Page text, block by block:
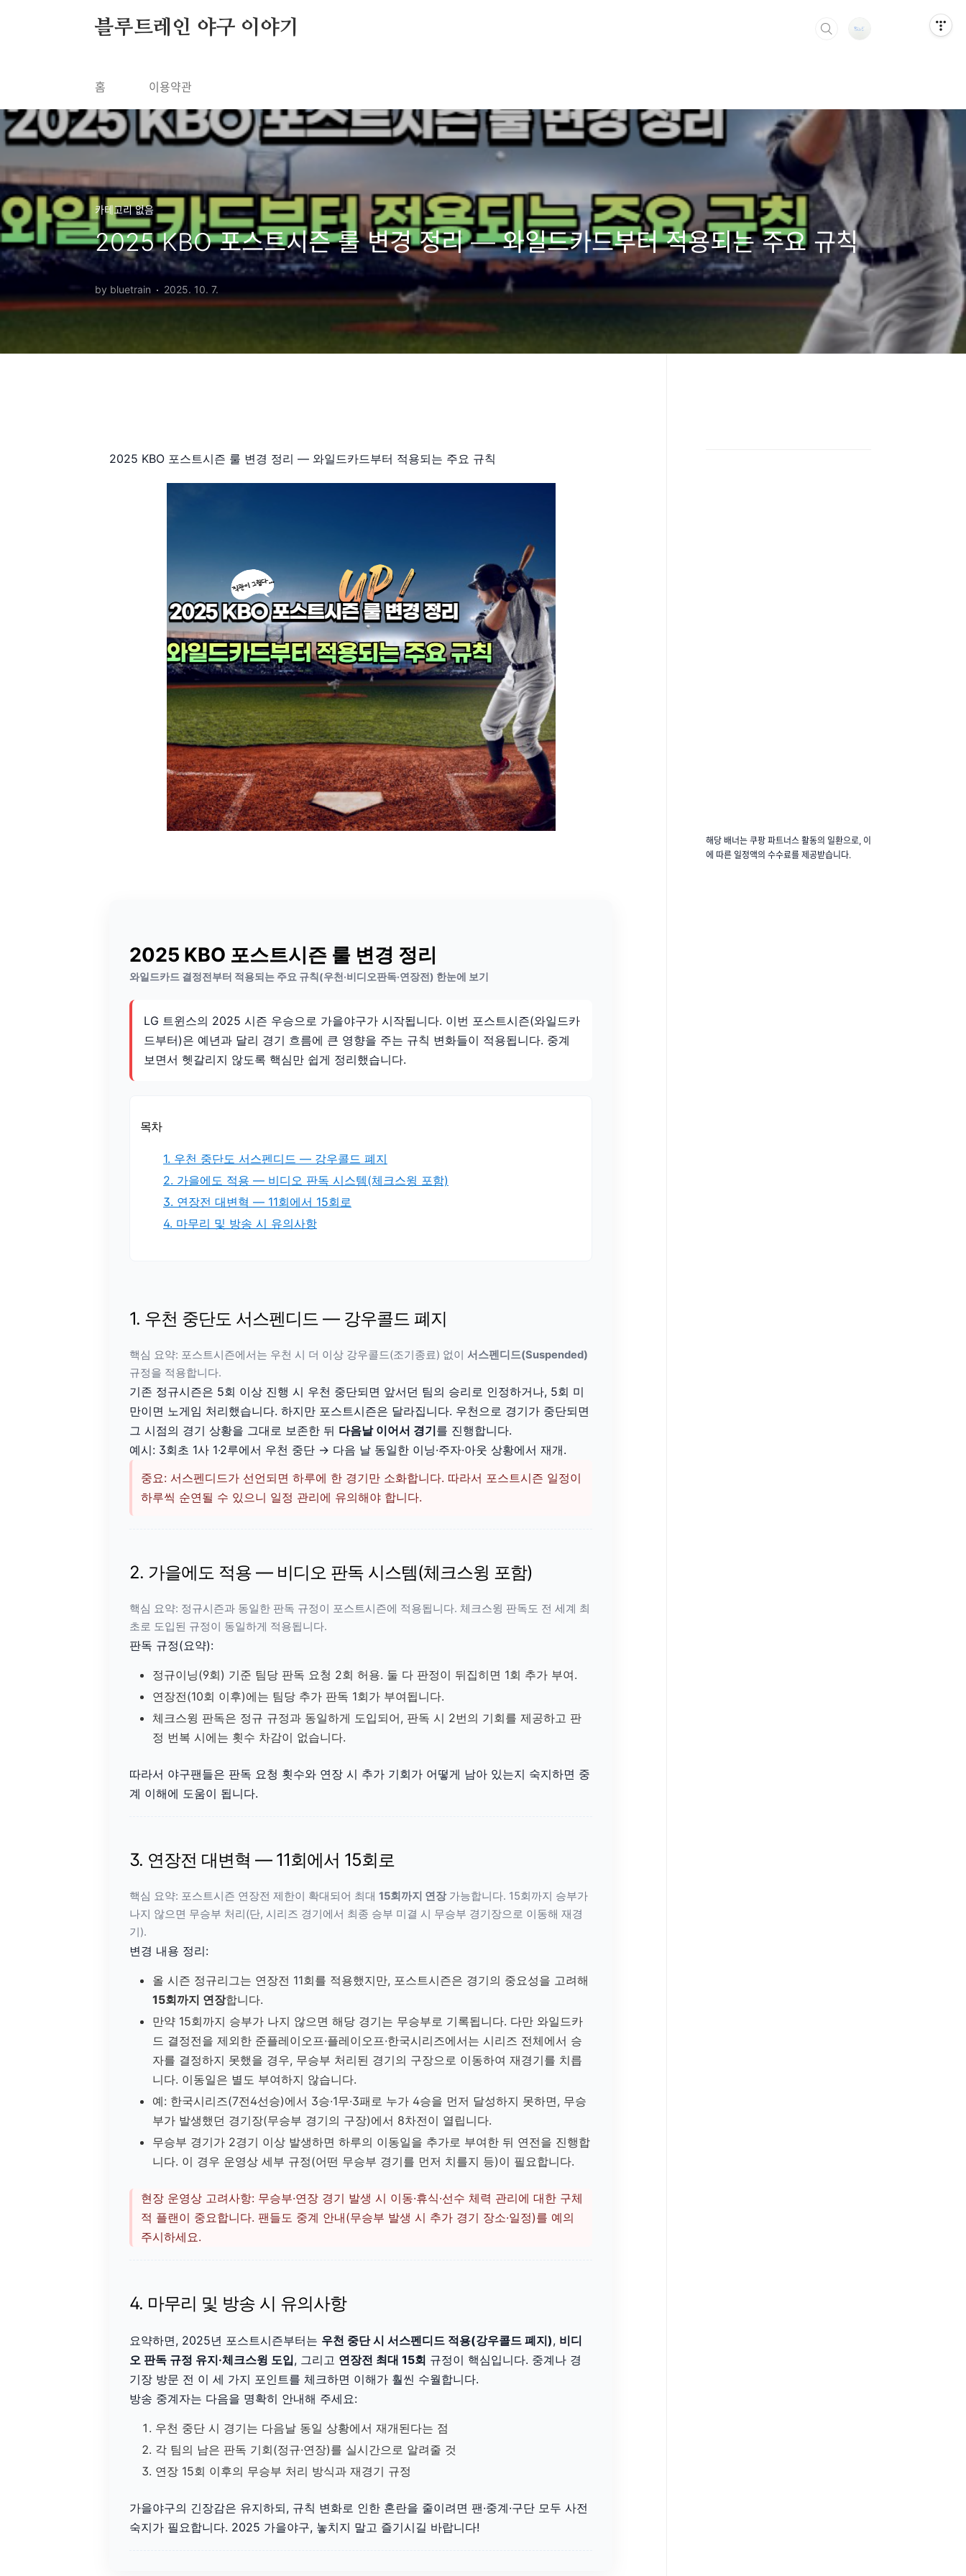
블루트레인 야구 이야기
홈 이용약관
카테고리 없음
2025 KBO 포스트시즌 룰 변경 정리 — 와일드카드부터 적용되는 주요 규칙
by bluetrain 2025. 10. 7.
2025 KBO 포스트시즌 룰 변경 정리 — 와일드카드부터 적용되는 주요 규칙
2025 KBO 포스트시즌 룰 변경 정리
와일드카드 결정전부터 적용되는 주요 규칙(우천·비디오판독·연장전) 한눈에 보기
LG 트윈스의 2025 시즌 우승으로 가을야구가 시작됩니다. 이번 포스트시즌(와일드카
드부터)은 예년과 달리 경기 흐름에 큰 영향을 주는 규칙 변화들이 적용됩니다. 중계
보면서 헷갈리지 않도록 핵심만 쉽게 정리했습니다.
목차
1. 우천 중단도 서스펜디드 — 강우콜드 폐지
2. 가을에도 적용 — 비디오 판독 시스템(체크스윙 포함)
3. 연장전 대변혁 — 11회에서 15회로
4. 마무리 및 방송 시 유의사항
1. 우천 중단도 서스펜디드 — 강우콜드 폐지
핵심 요약: 포스트시즌에서는 우천 시 더 이상 강우콜드(조기종료) 없이 서스펜디드(Suspended)
규정을 적용합니다.
기존 정규시즌은 5회 이상 진행 시 우천 중단되면 앞서던 팀의 승리로 인정하거나, 5회 미
만이면 노게임 처리했습니다. 하지만 포스트시즌은 달라집니다. 우천으로 경기가 중단되면
그 시점의 경기 상황을 그대로 보존한 뒤 다음날 이어서 경기를 진행합니다.
예시: 3회초 1사 1·2루에서 우천 중단 → 다음 날 동일한 이닝·주자·아웃 상황에서 재개.
중요: 서스펜디드가 선언되면 하루에 한 경기만 소화합니다. 따라서 포스트시즌 일정이
하루씩 순연될 수 있으니 일정 관리에 유의해야 합니다.
2. 가을에도 적용 — 비디오 판독 시스템(체크스윙 포함)
핵심 요약: 정규시즌과 동일한 판독 규정이 포스트시즌에 적용됩니다. 체크스윙 판독도 전 세계 최
초로 도입된 규정이 동일하게 적용됩니다.
판독 규정(요약):
정규이닝(9회) 기준 팀당 판독 요청 2회 허용. 둘 다 판정이 뒤집히면 1회 추가 부여.
연장전(10회 이후)에는 팀당 추가 판독 1회가 부여됩니다.
체크스윙 판독은 정규 규정과 동일하게 도입되어, 판독 시 2번의 기회를 제공하고 판
정 번복 시에는 횟수 차감이 없습니다.
따라서 야구팬들은 판독 요청 횟수와 연장 시 추가 기회가 어떻게 남아 있는지 숙지하면 중
계 이해에 도움이 됩니다.
3. 연장전 대변혁 — 11회에서 15회로
핵심 요약: 포스트시즌 연장전 제한이 확대되어 최대 15회까지 연장가능합니다. 15회까지 승부가
나지 않으면 무승부 처리(단, 시리즈 경기에서 최종 승부 미결 시 무승부 경기장으로 이동해 재경
기).
변경 내용 정리:
올 시즌 정규리그는 연장전 11회를 적용했지만, 포스트시즌은 경기의 중요성을 고려해
15회까지 연장합니다.
만약 15회까지 승부가 나지 않으면 해당 경기는 무승부로 기록됩니다. 다만 와일드카
드 결정전을 제외한 준플레이오프·플레이오프·한국시리즈에서는 시리즈 전체에서 승
자를 결정하지 못했을 경우, 무승부 처리된 경기의 구장으로 이동하여 재경기를 치릅
니다. 이동일은 별도 부여하지 않습니다.
예: 한국시리즈(7전4선승)에서 3승·1무·3패로 누가 4승을 먼저 달성하지 못하면, 무승
부가 발생했던 경기장(무승부 경기의 구장)에서 8차전이 열립니다.
무승부 경기가 2경기 이상 발생하면 하루의 이동일을 추가로 부여한 뒤 연전을 진행합
니다. 이 경우 운영상 세부 규정(어떤 무승부 경기를 먼저 치를지 등)이 필요합니다.
현장 운영상 고려사항: 무승부·연장 경기 발생 시 이동·휴식·선수 체력 관리에 대한 구체
적 플랜이 중요합니다. 팬들도 중계 안내(무승부 발생 시 추가 경기 장소·일정)를 예의
주시하세요.
4. 마무리 및 방송 시 유의사항
요약하면, 2025년 포스트시즌부터는 우천 중단 시 서스펜디드 적용(강우콜드 폐지), 비디
오 판독 규정 유지·체크스윙 도입, 그리고 연장전 최대 15회 규정이 핵심입니다. 중계나 경
기장 방문 전 이 세 가지 포인트를 체크하면 이해가 훨씬 수월합니다.
방송 중계자는 다음을 명확히 안내해 주세요:
우천 중단 시 경기는 다음날 동일 상황에서 재개된다는 점
각 팀의 남은 판독 기회(정규·연장)를 실시간으로 알려줄 것
연장 15회 이후의 무승부 처리 방식과 재경기 규정
가을야구의 긴장감은 유지하되, 규칙 변화로 인한 혼란을 줄이려면 팬·중계·구단 모두 사전
숙지가 필요합니다. 2025 가을야구, 놓치지 말고 즐기시길 바랍니다!
해당 배너는 쿠팡 파트너스 활동의 일환으로, 이
에 따른 일정액의 수수료를 제공받습니다.